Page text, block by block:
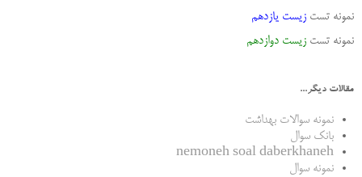
نمونه تست زیست یازدهم
نمونه تست زیست دوازدهم
مقالات دیگر...
نمونه سوالات بهداشت
بانک سوال
nemoneh soal daberkhaneh
نمونه سوال